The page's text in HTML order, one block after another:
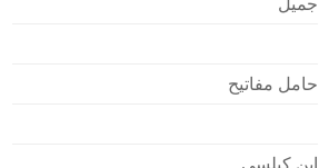
جميل
حامل مفاتيح
ابن كيلسي